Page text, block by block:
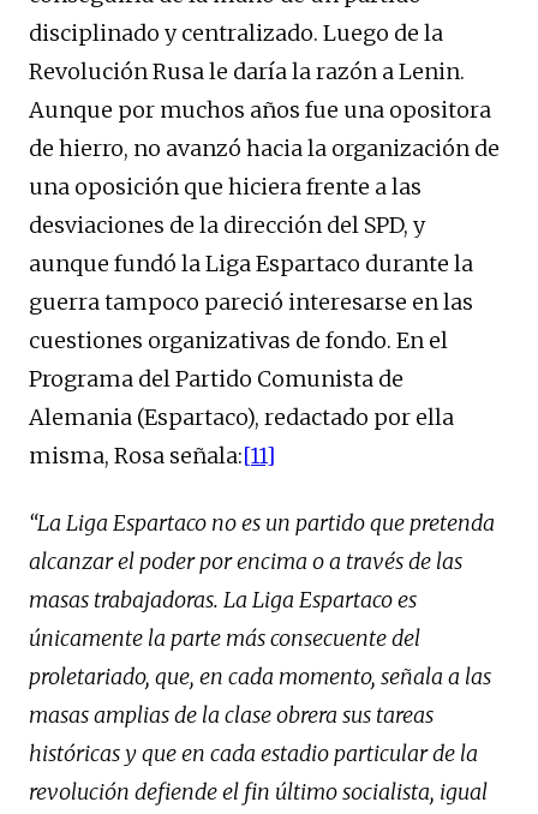
disciplinado y centralizado. Luego de la
Revolución Rusa le daría la razón a Lenin.
Aunque por muchos años fue una opositora
de hierro, no avanzó hacia la organización de
una oposición que hiciera frente a las
desviaciones de la dirección del SPD, y
aunque fundó la Liga Espartaco durante la
guerra tampoco pareció interesarse en las
cuestiones organizativas de fondo. En el
Programa del Partido Comunista de
Alemania (Espartaco), redactado por ella
misma, Rosa señala:[11]
“La Liga Espartaco no es un partido que pretenda
alcanzar el poder por encima o a través de las
masas trabajadoras. La Liga Espartaco es
únicamente la parte más consecuente del
proletariado, que, en cada momento, señala a las
masas amplias de la clase obrera sus tareas
históricas y que en cada estadio particular de la
revolución defiende el fin último socialista, igual